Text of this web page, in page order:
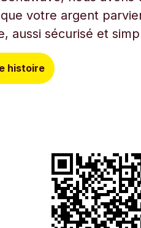
votre argent
aussi sécurisé et
histoire